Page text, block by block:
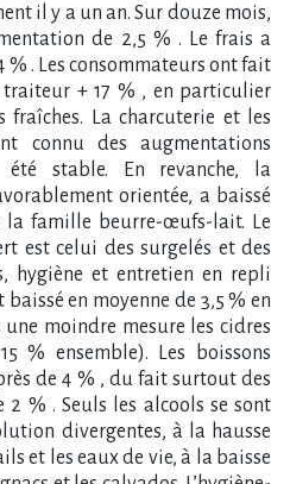
il y a un an. Sur douze mois,
de 2,5 % . Le frais a
% . Les consommateurs ont fait
+ 17 % , en particulier
fraîches. La charcuterie et les
connu des augmentations
été stable. En revanche, la
orientée, a baissé
la famille beurre-œufs-lait. Le
est celui des surgelés et des
hygiène et entretien en repli
en moyenne de 3,5 % en
moindre mesure les cidres
% ensemble). Les boissons
de 4 % , du fait surtout des
% . Seuls les alcools se sont
divergentes, à la hausse
et les eaux de vie, à la baisse